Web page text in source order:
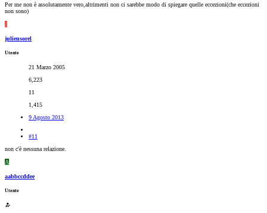
Per me non è assolutamente vero,altrimenti non ci sarebbe modo di spiegare quelle eccezioni(che eccezioni
non sono)
J
juliensorel
Utente
21 Marzo 2005
6,223
11
1,415
9 Agosto 2013
#11
non c'è nessuna relazione.
A
aabbccddee
Utente